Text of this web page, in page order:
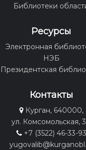
Библиотеки
Ресурсы
Электронная
НЭБ
Президентская
Контакты
Курган, 640000,
ул. Комсомольская,
+7 (3522) 46-33-93